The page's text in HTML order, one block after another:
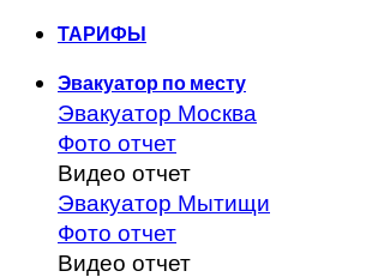
ТАРИФЫ
Эвакуатор по месту
Эвакуатор Москва
Фото отчет
Видео отчет
Эвакуатор Мытищи
Фото отчет
Видео отчет